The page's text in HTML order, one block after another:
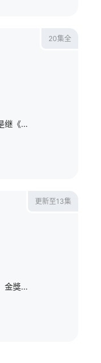
20集全
终极一班3》2013年台湾青春偶像剧，是继《终极一班》、《终极一家》、《终极三国》、《终极一班2》后的第五部终极系列偶像剧。 故事延续终极一班2结尾中，被改变的金时空未来接续开始。 由于金时空的
更新至13集
原創戲劇《親愛的亞當》由陳慧瑛製作、金獎導演廖士涵執導，是首部以「基因編輯工程」為主題的電視作品，將深入探討「基因編輯是一種愛，還是一種犯罪」，胡宇威詮釋從出生就注定不平凡，擁有通過基因編輯的完美人設